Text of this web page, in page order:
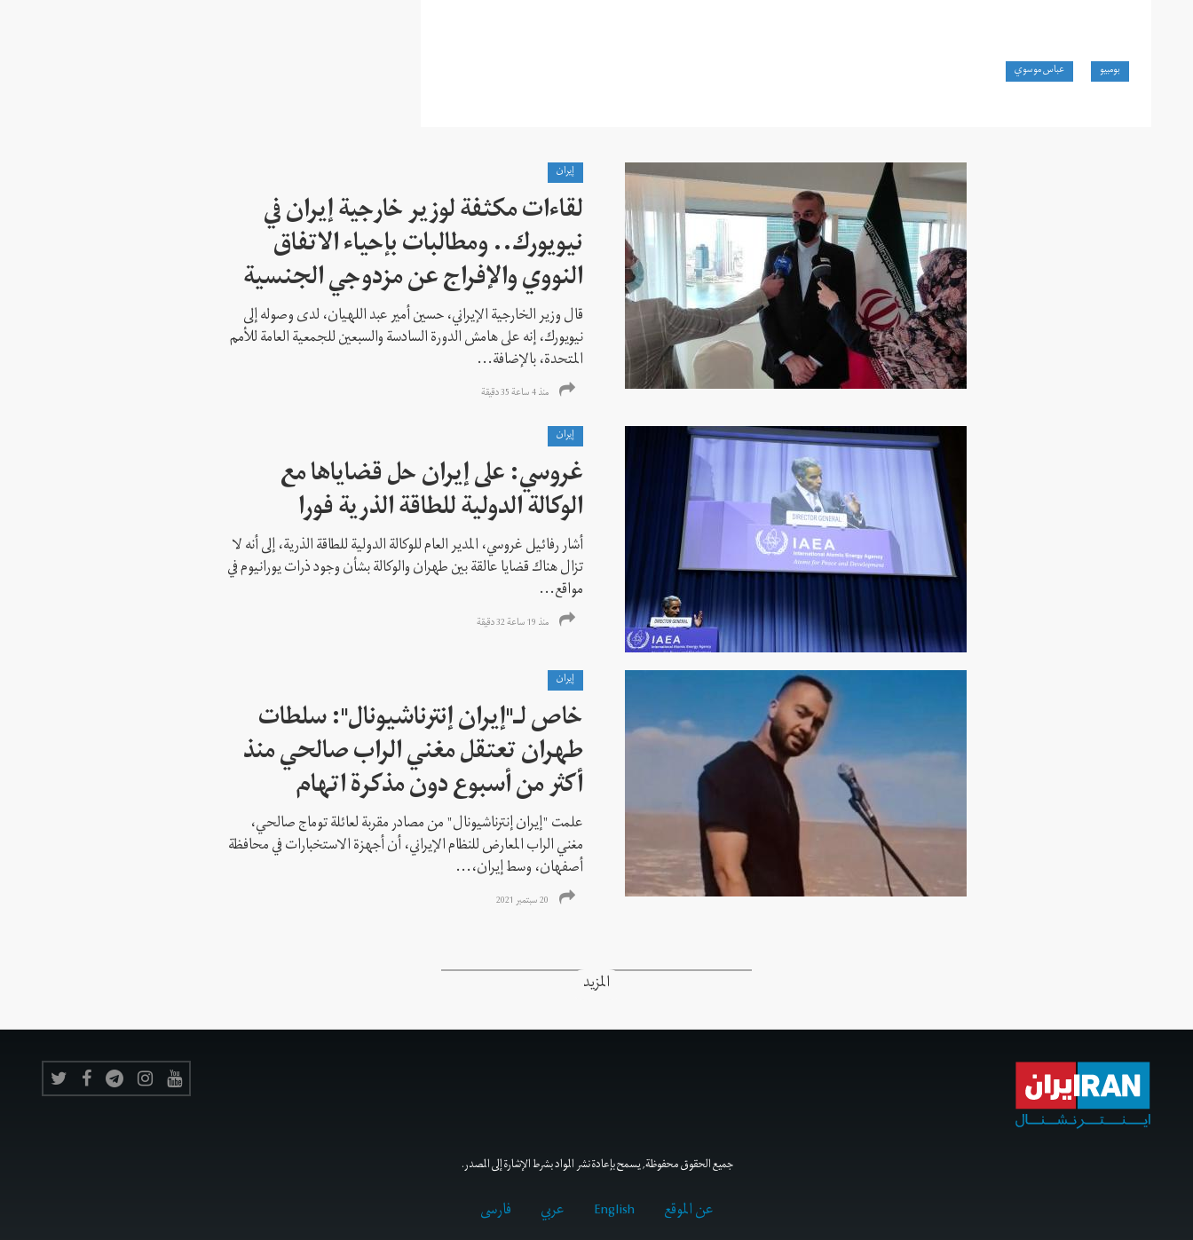
بومبيو عباس موسوي
إيران
لقاءات مكثفة لوزير خارجية إيران في
نيويورك.. ومطالبات بإحياء الاتفاق
النووي والإفراج عن مزدوجي الجنسية
قال وزير الخارجية الإيراني، حسين أمير عبد اللهيان، لدى وصوله إلى
نيويورك، إنه على هامش الدورة السادسة والسبعين للجمعية العامة للأمم
المتحدة، بالإضافة...
منذ 4 ساعة 35 دقیقة
إيران
غروسي: على إيران حل قضاياها مع
الوكالة الدولية للطاقة الذرية فورا
أشار رفائيل غروسي، المدير العام للوكالة الدولية للطاقة الذرية، إلى أنه لا
تزال هناك قضايا عالقة بين طهران والوكالة بشأن وجود ذرات يورانيوم في
مواقع...
منذ 19 ساعة 32 دقیقة
إيران
خاص لـ"إيران إنترناشيونال": سلطات
طهران تعتقل مغني الراب صالحي منذ
أكثر من أسبوع دون مذكرة اتهام
علمت "إيران إنترناشيونال" من مصادر مقربة لعائلة توماج صالحي،
مغني الراب المعارض للنظام الإيراني، أن أجهزة الاستخبارات في محافظة
أصفهان، وسط إيران،...
20 سبتمبر 2021
المزيد
جميع الحقوق محفوظة, يسمح بإعادة نشر المواد بشرط الإشارة إلى المصدر.
عن الموقع English عربي فارسى